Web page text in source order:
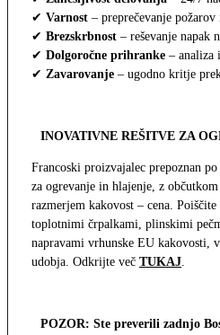
✔ Varnost – preprečevanje
✔ Brezskrbnost – reševanje napak
✔ Dolgoročne prihranke – analiza
✔ Zavarovanje – ugodno kritje
INOVATIVNE REŠITVE ZA
Francoski proizvajalec prepoznan
za ogrevanje in hlajenje, z
razmerjem kakovost – cena.
toplotnimi črpalkami, plinskimi
napravami vrhunske EU kakovosti,
udobja. Odkrijte več TUKAJ.
POZOR: Ste preverili zadnjo